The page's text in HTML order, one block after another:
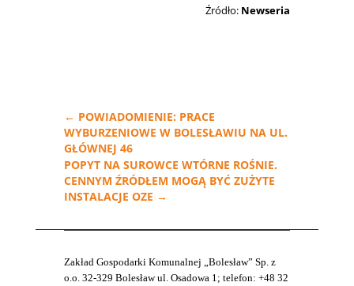
Źródło: Newseria
← POWIADOMIENIE: PRACE
WYBURZENIOWE W BOLESŁAWIU NA UL.
GŁÓWNEJ 46
POPYT NA SUROWCE WTÓRNE ROŚNIE.
CENNYM ŹRÓDŁEM MOGĄ BYĆ ZUŻYTE
INSTALACJE OZE →
Zakład Gospodarki Komunalnej „Bolesław” Sp. z
o.o. 32-329 Bolesław ul. Osadowa 1; telefon: +48 32